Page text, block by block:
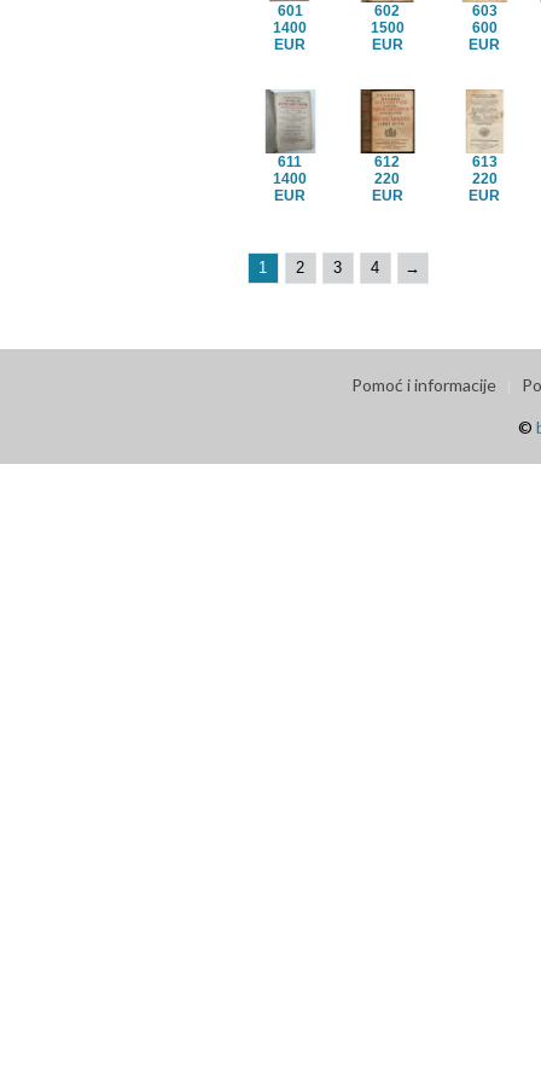
601
1400
EUR
602
1500
EUR
603
600
EUR
611
1400
EUR
612
220
EUR
613
220
EUR
1 2 3 4 →
Pomoć i informacije
©